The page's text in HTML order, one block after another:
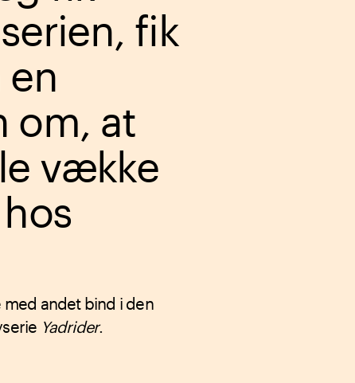
fik
om, at
vække
andet bind i den
Yadrider.